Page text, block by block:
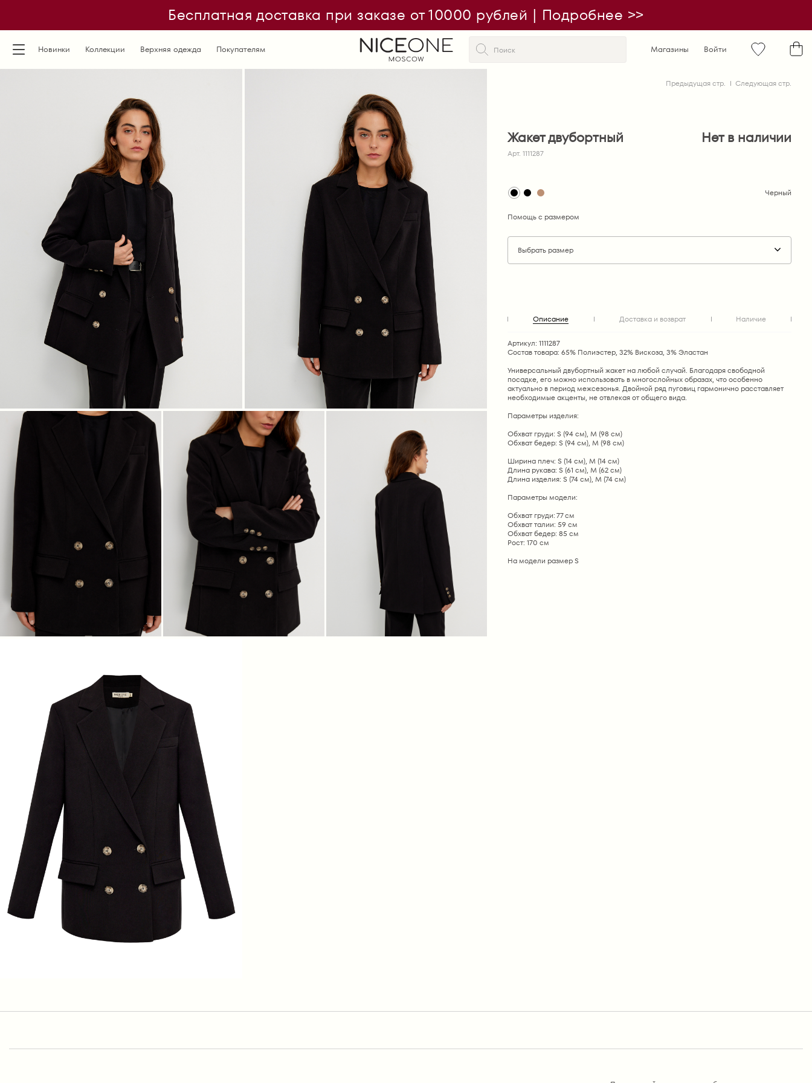
Бесплатная доставка при заказе от 10000 рублей | Подробнее >>
Новинки Коллекции Верхняя одежда Покупателям Магазины Войти
Предыдущая стр. Следующая стр.
Жакет двубортный
Арт. 1111287
Нет в наличии
Черный
Помощь с размером
Выбрать размер
Описание Доставка и возврат Наличие
Артикул: 1111287
Состав товара: 65% Полиэстер, 32% Вискоза, 3% Эластан
Универсальный двубортный жакет на любой случай. Благодаря свободной
посадке, его можно использовать в многослойных образах, что особенно
актуально в период межсезонья. Двойной ряд пуговиц гармонично расставляет
необходимые акценты, не отвлекая от общего вида.
Параметры изделия:
Обхват груди: S (94 см), M (98 см)
Обхват бедер: S (94 см), M (98 см)
Ширина плеч: S (14 см), M (14 см)
Длина рукава: S (61 см), M (62 см)
Длина изделия: S (74 см), M (74 см)
Параметры модели:
Обхват груди: 77 см
Обхват талии: 59 см
Обхват бедер: 85 см
Рост: 170 см
На модели размер S